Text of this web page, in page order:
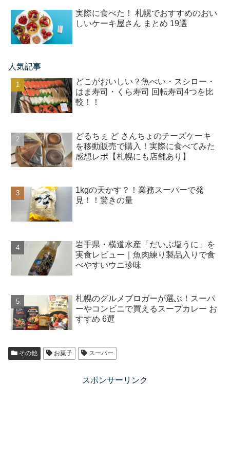
実際に食べた！ 札幌でおすすめのおい
しいケーキ屋さん まとめ 19選
人気記事
どこがおいしい？魚べい・スシロー・
はま寿司・くら寿司 回転寿司4つを比
較！！
どるちぇ ど さんちょのチーズケーキ
を移動販売で購入！実際に食べてみた
感想レポ【札幌にも店舗あり】
1kgの天かす？！業務スーパーで発
見！！驚きの量
岩手県・横道水産「だいぶ塩うに」を
実食レビュー｜魚肉練り製品入りで食
べやすいウニ珍味
札幌のグルメブロガーが選ぶ！スーパ
ーやコンビニで買えるスープカレー お
すすめ 6選
その他 お菓子 スーパー
スポンサーリンク